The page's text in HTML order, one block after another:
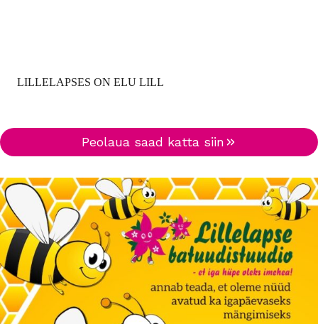
LILLELAPSES ON ELU LILL
Peolaua saad katta siin